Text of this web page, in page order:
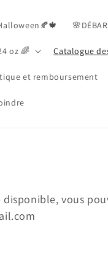
oz 🌈 Catalogue
et remboursement
vous